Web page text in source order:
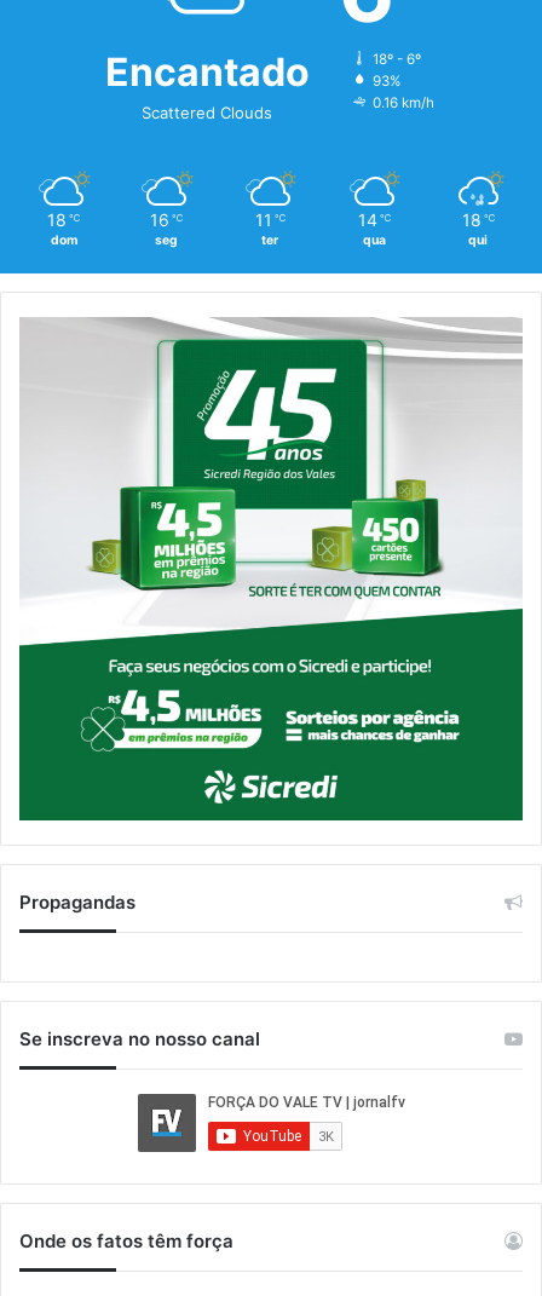
Encantado
Scattered Clouds
18º - 6º
93%
0.16 km/h
18 ℃
dom
16 ℃
seg
11 ℃
ter
14 ℃
qua
18 ℃
qui
Propagandas
Se inscreva no nosso canal
Onde os fatos têm força